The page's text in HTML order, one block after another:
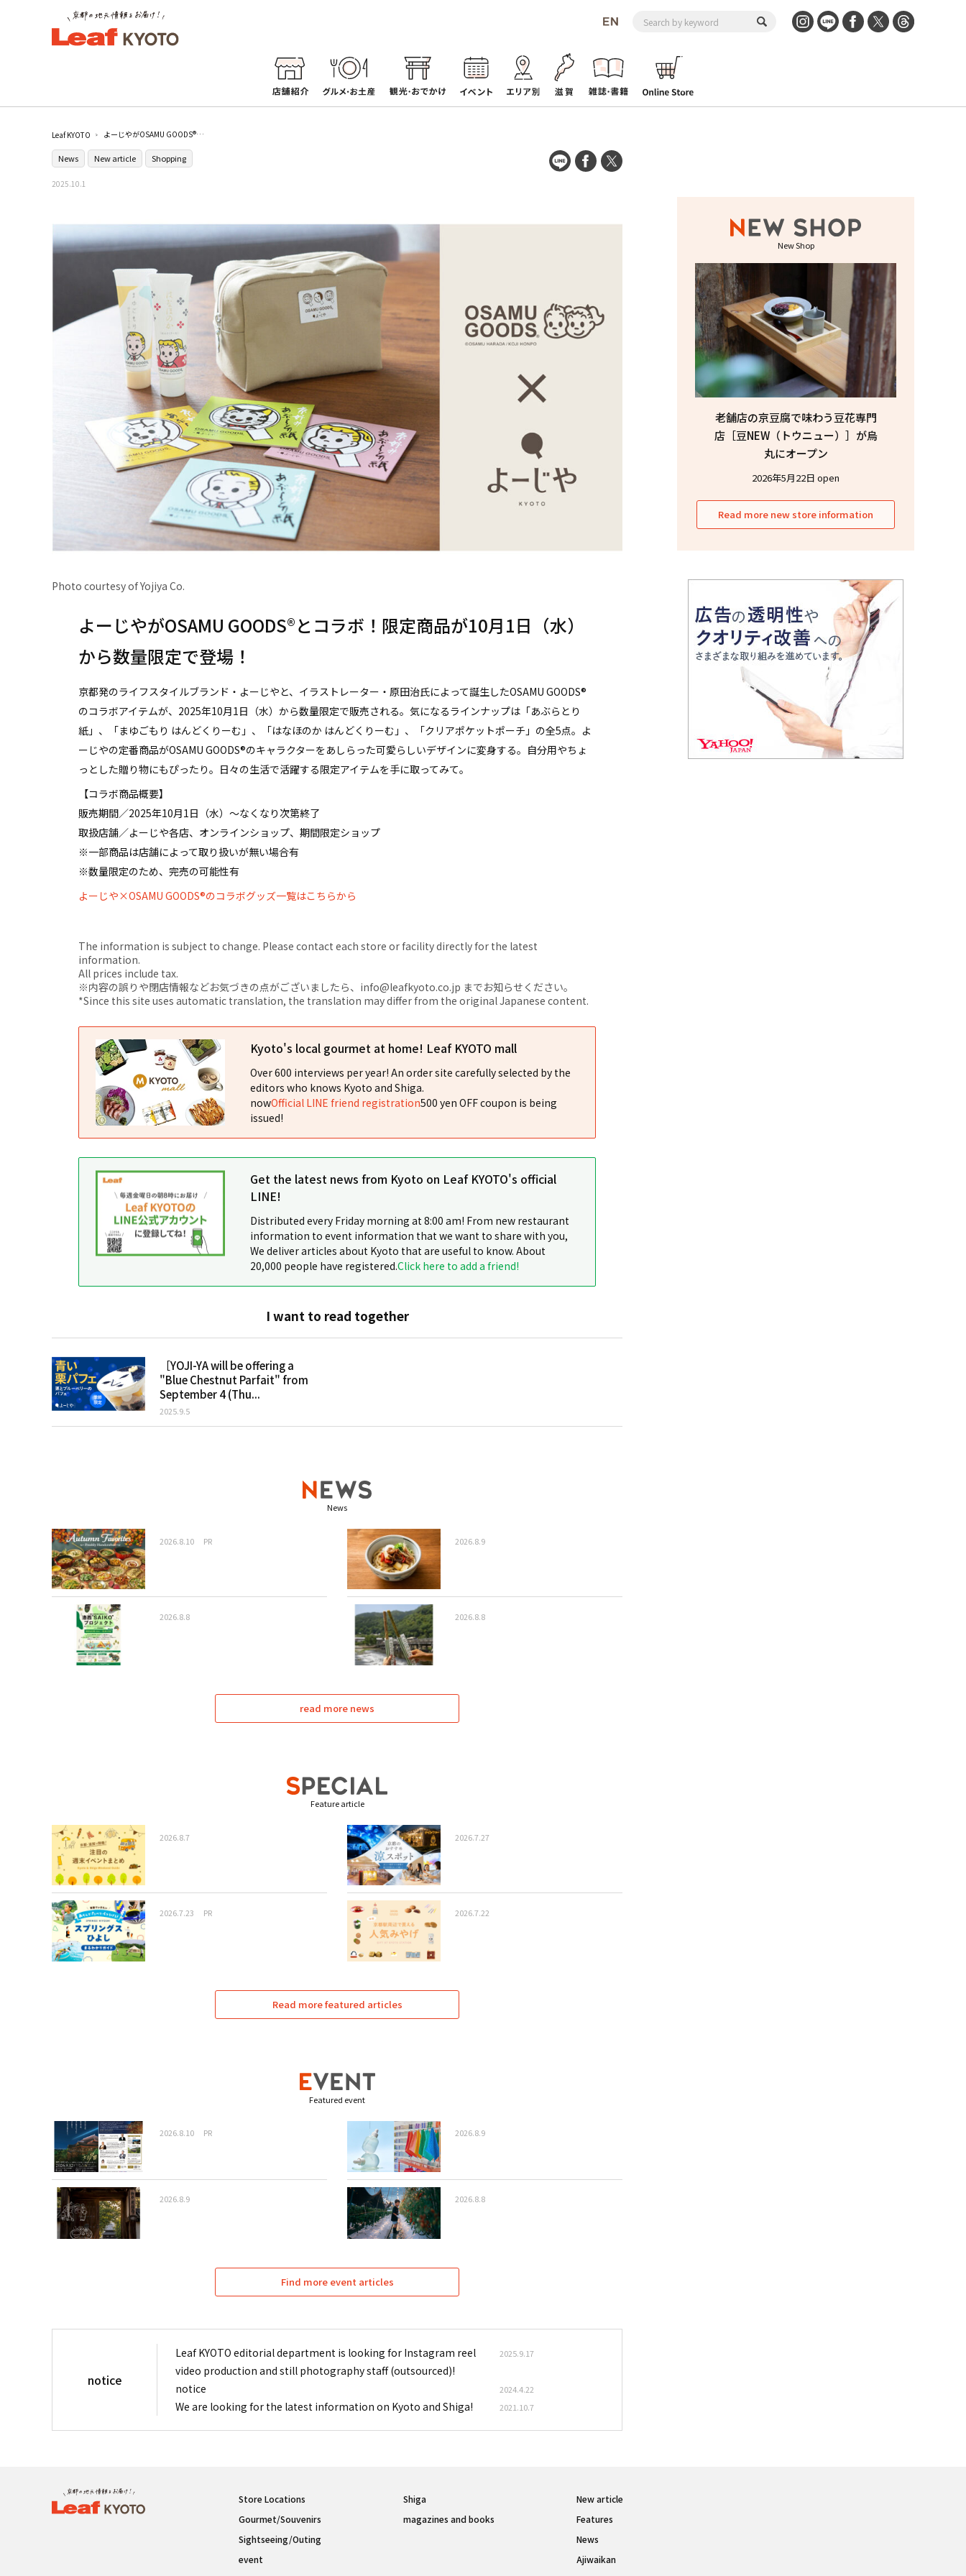
Leaf KYOTO よーじやがOSAMU GOODS®とコラボ！限定商品が10月1日（水）から数量限定で登場！
News New article Shopping
2025.10.1
Photo courtesy of Yojiya Co.
よーじやがOSAMU GOODS®とコラボ！限定商品が10月1日（水）
から数量限定で登場！
京都発のライフスタイルブランド・よーじやと、イラストレーター・原田治氏によって誕生したOSAMU GOODS®
のコラボアイテムが、2025年10月1日（水）から数量限定で販売される。気になるラインナップは「あぶらとり
紙」、「まゆごもり はんどくりーむ」、「はなほのか はんどくりーむ」、「クリアポケットポーチ」の全5点。よ
ーじやの定番商品がOSAMU GOODS®のキャラクターをあしらった可愛らしいデザインに変身する。自分用やちょ
っとした贈り物にもぴったり。日々の生活で活躍する限定アイテムを手に取ってみて。
【コラボ商品概要】
販売期間／2025年10月1日（水）～なくなり次第終了
取扱店舗／よーじや各店、オンラインショップ、期間限定ショップ
※一部商品は店舗によって取り扱いが無い場合有
※数量限定のため、完売の可能性有
よーじや×OSAMU GOODS®のコラボグッズ一覧はこちらから
The information is subject to change. Please contact each store or facility directly for the latest
information.
All prices include tax.
※内容の誤りや閉店情報などお気づきの点がございましたら、info@leafkyoto.co.jp までお知らせください。
*Since this site uses automatic translation, the translation may differ from the original Japanese content.
Kyoto's local gourmet at home! Leaf KYOTO mall
Over 600 interviews per year! An order site carefully selected by the
editors who knows Kyoto and Shiga.
nowOfficial LINE friend registration500 yen OFF coupon is being
issued!
Get the latest news from Kyoto on Leaf KYOTO's official
LINE!
Distributed every Friday morning at 8:00 am! From new restaurant
information to event information that we want to share with you,
We deliver articles about Kyoto that are useful to know. About
20,000 people have registered.Click here to add a friend!
I want to read together
［YOJI-YA will be offering a
"Blue Chestnut Parfait" from
September 4 (Thu...
2025.9.5
News
2026.8.10 PR 2026.8.9
2026.8.8 2026.8.8
read more news
Feature article
2026.8.7 2026.7.27
2026.7.23 PR 2026.7.22
Read more featured articles
Featured event
2026.8.10 PR 2026.8.9
2026.8.9 2026.8.8
Find more event articles
New Shop
老舗店の京豆腐で味わう豆花専門
店［豆NEW（トウニュー）］が烏
丸にオープン
2026年5月22日 open
Read more new store information
notice
Leaf KYOTO editorial department is looking for Instagram reel
video production and still photography staff (outsourced)!
2025.9.17
notice 2024.4.22
We are looking for the latest information on Kyoto and Shiga! 2021.10.7
Store Locations
Gourmet/Souvenirs
Sightseeing/Outing
event
Shiga
magazines and books
New article
Features
News
Ajiwaikan